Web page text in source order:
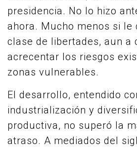
presidencia. No lo hizo
ahora. Mucho menos si le
clase de libertades, aun a
acrecentar los riesgos
zonas vulnerables.
El desarrollo, entendido
industrialización y
productiva, no superó la
atraso. A mediados del